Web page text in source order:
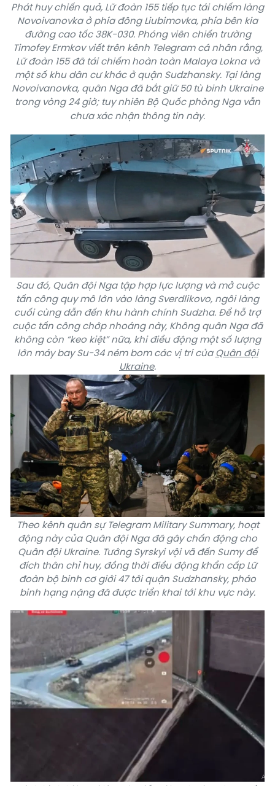
Phát huy chiến quả, Lữ đoàn 155 tiếp tục tái chiếm làng
Novoivanovka ở phía đông Liubimovka, phía bên kia
đường cao tốc 38K-030. Phóng viên chiến trường
Timofey Ermkov viết trên kênh Telegram cá nhân rằng,
Lữ đoàn 155 đã tái chiếm hoàn toàn Malaya Lokna và
một số khu dân cư khác ở quận Sudzhansky. Tại làng
Novoivanovka, quân Nga đã bắt giữ 50 tù binh Ukraine
trong vòng 24 giờ; tuy nhiên Bộ Quốc phòng Nga vẫn
chưa xác nhận thông tin này.
Sau đó, Quân đội Nga tập hợp lực lượng và mở cuộc
tấn công quy mô lớn vào làng Sverdlikovo, ngôi làng
cuối cùng dẫn đến khu hành chính Sudzha. Để hỗ trợ
cuộc tấn công chớp nhoáng này, Không quân Nga đã
không còn “keo kiệt” nữa, khi điều động một số lượng
lớn máy bay Su-34 ném bom các vị trí củaQuân đội
Ukraine.
Theo kênh quân sự Telegram Military Summary, hoạt
động này của Quân đội Nga đã gây chấn động cho
Quân đội Ukraine. Tướng Syrskyi vội vã đến Sumy để
đích thân chỉ huy, đồng thời điều động khẩn cấp Lữ
đoàn bộ binh cơ giới 47 tới quận Sudzhansky, pháo
binh hạng nặng đã được triển khai tới khu vực này.